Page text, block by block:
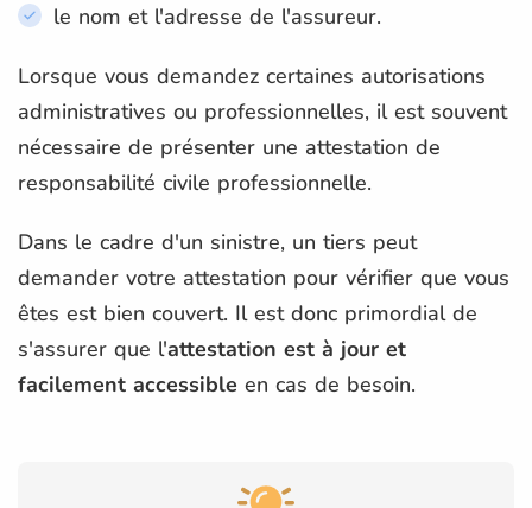
le nom et l'adresse de l'assureur.
Lorsque vous demandez certaines autorisations
administratives ou professionnelles, il est souvent
nécessaire de présenter une attestation de
responsabilité civile professionnelle.
Dans le cadre d'un sinistre, un tiers peut
demander votre attestation pour vérifier que vous
êtes est bien couvert. Il est donc primordial de
s'assurer que l'attestation est à jour et
facilement accessible en cas de besoin.